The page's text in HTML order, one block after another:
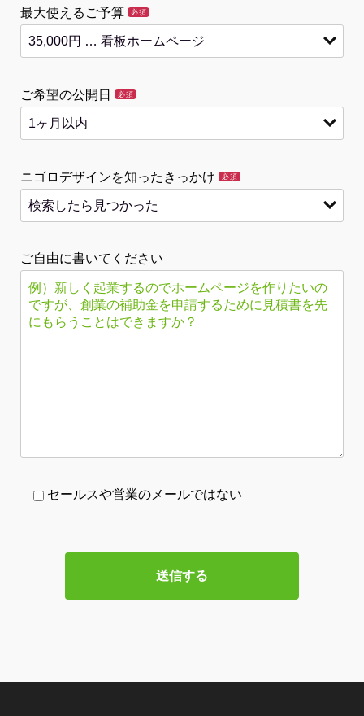
最大使えるご予算 必須
ご希望の公開日 必須
ニゴロデザインを知ったきっかけ 必須
ご自由に書いてください
セールスや営業のメールではない